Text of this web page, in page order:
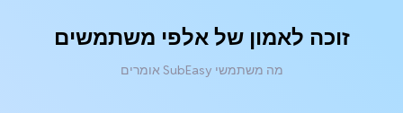
זוכה לאמון של אלפי משתמשים
מה משתמשי SubEasy אומרים